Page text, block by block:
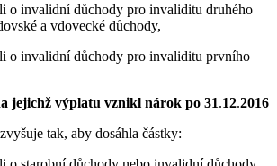
o invalidní důchody pro invaliditu druhého
a vdovecké důchody,
o invalidní důchody pro invaliditu prvního
jejichž výplatu vznikl nárok po 31.12.2016
tak, aby dosáhla částky: